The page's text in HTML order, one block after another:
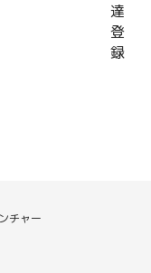
達
登
録
チャー